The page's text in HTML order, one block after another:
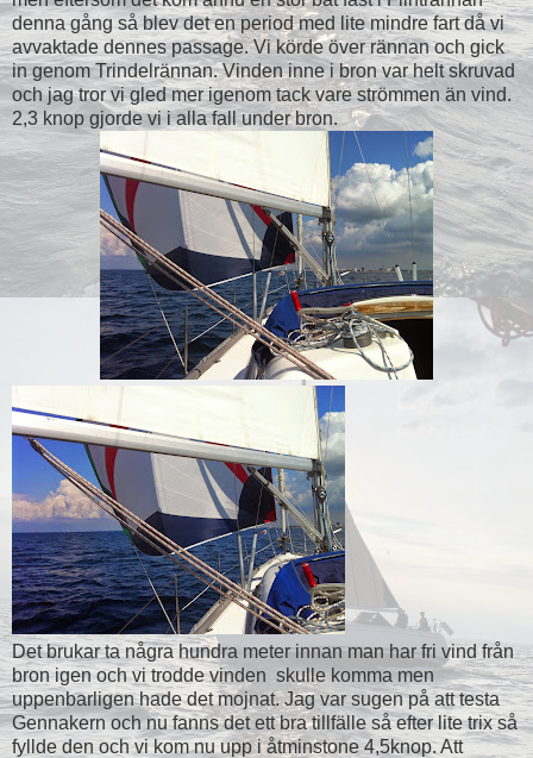
denna gång så blev det en period med lite mindre fart då vi
avvaktade dennes passage. Vi körde över rännan och gick
in genom Trindelrännan. Vinden inne i bron var helt skruvad
och jag tror vi gled mer igenom tack vare strömmen än vind.
2,3 knop gjorde vi i alla fall under bron.
Det brukar ta några hundra meter innan man har fri vind från
bron igen och vi trodde vinden skulle komma men
uppenbarligen hade det mojnat. Jag var sugen på att testa
Gennakern och nu fanns det ett bra tillfälle så efter lite trix så
fyllde den och vi kom nu upp i åtminstone 4,5knop. Att